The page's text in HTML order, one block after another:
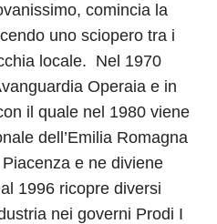
comincia la
uno sciopero tra i
locale. Nel 1970
Operaia e in
il quale nel 1980 viene
dell’Emilia Romagna
e ne diviene
1996 ricopre diversi
nei governi Prodi I